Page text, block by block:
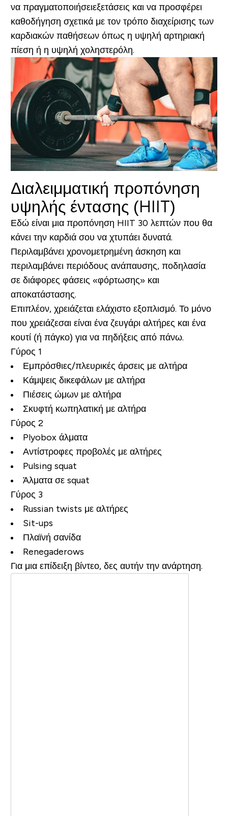
να πραγματοποιήσειεξετάσεις και να προσφέρει
καθοδήγηση σχετικά με τον τρόπο διαχείρισης των
καρδιακών παθήσεων όπως η υψηλή αρτηριακή
πίεση ή η υψηλή χοληστερόλη.
Διαλειμματική προπόνηση
υψηλής έντασης (HIIT)
Εδώ είναι μια προπόνηση HIIT 30 λεπτών που θα
κάνει την καρδιά σου να χτυπάει δυνατά.
Περιλαμβάνει χρονομετρημένη άσκηση και
περιλαμβάνει περιόδους ανάπαυσης, ποδηλασία
σε διάφορες φάσεις «φόρτωσης» και
αποκατάστασης.
Επιπλέον, χρειάζεται ελάχιστο εξοπλισμό. Το μόνο
που χρειάζεσαι είναι ένα ζευγάρι αλτήρες και ένα
κουτί (ή πάγκο) για να πηδήξεις από πάνω.
Γύρος 1
Εμπρόσθιες/πλευρικές άρσεις με αλτήρα
Κάμψεις δικεφάλων με αλτήρα
Πιέσεις ώμων με αλτήρα
Σκυφτή κωπηλατική με αλτήρα
Γύρος 2
Plyobox άλματα
Αντίστροφες προβολές με αλτήρες
Pulsing squat
Άλματα σε squat
Γύρος 3
Russian twists με αλτήρες
Sit-ups
Πλαϊνή σανίδα
Renegaderows
Για μια επίδειξη βίντεο, δες αυτήν την ανάρτηση.